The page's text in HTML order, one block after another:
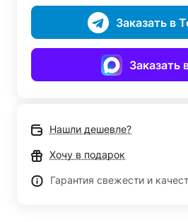
Заказать в
Заказать
Нашли дешевле?
Хочу в подарок
Гарантия свежести и